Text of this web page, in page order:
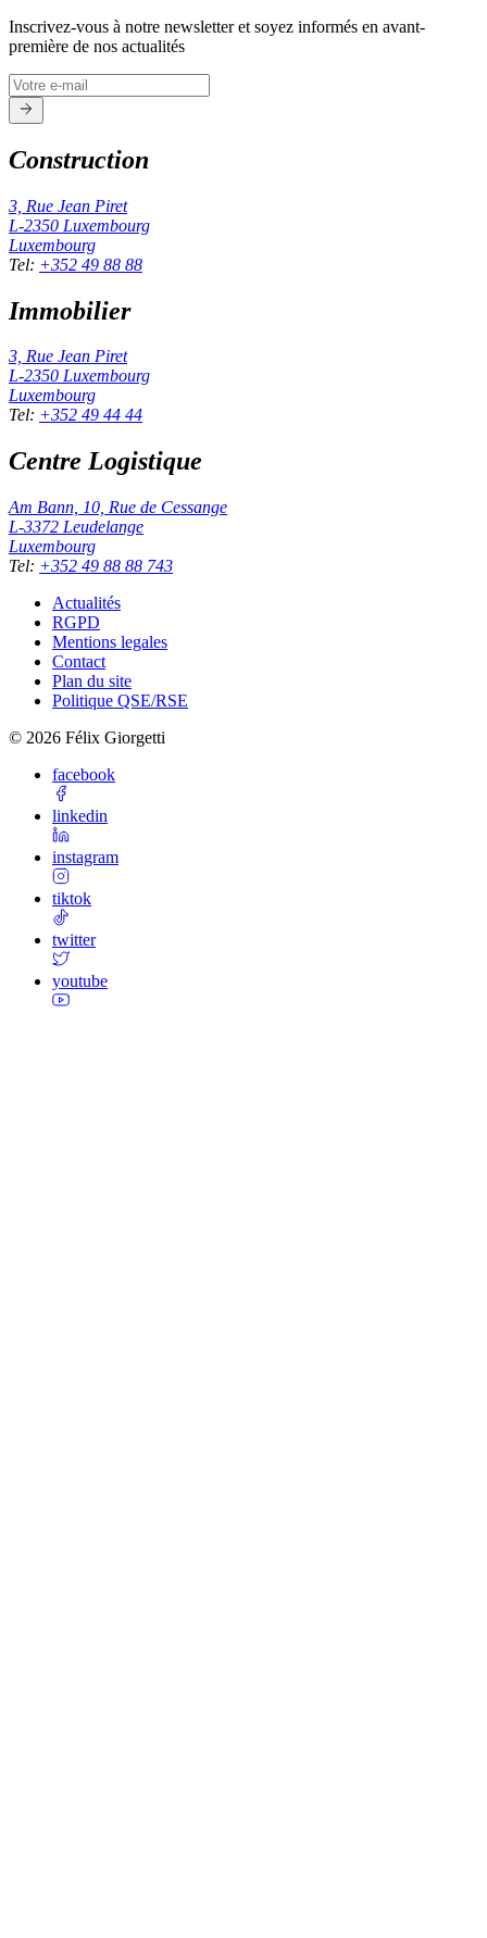
Inscrivez-vous à notre newsletter et soyez informés en avant-
première de nos actualités
Construction
3, Rue Jean Piret
L-2350 Luxembourg
Luxembourg
Tel: +352 49 88 88
Immobilier
3, Rue Jean Piret
L-2350 Luxembourg
Luxembourg
Tel: +352 49 44 44
Centre Logistique
Am Bann, 10, Rue de Cessange
L-3372 Leudelange
Luxembourg
Tel: +352 49 88 88 743
Actualités
RGPD
Mentions legales
Contact
Plan du site
Politique QSE/RSE
© 2026 Félix Giorgetti
facebook
linkedin
instagram
tiktok
twitter
youtube